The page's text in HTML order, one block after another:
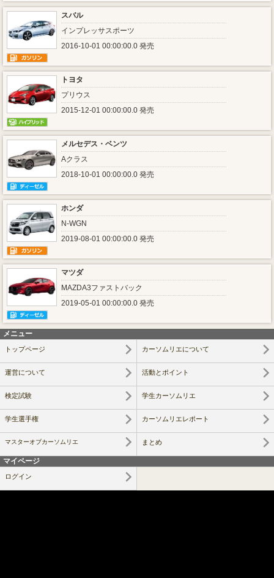
スバル
インプレッサスポーツ
2016-10-01 00:00:00.0 発売
トヨタ
プリウス
2015-12-01 00:00:00.0 発売
メルセデス・ベンツ
Aクラス
2018-10-01 00:00:00.0 発売
ホンダ
N-WGN
2019-08-01 00:00:00.0 発売
マツダ
MAZDA3ファストバック
2019-05-01 00:00:00.0 発売
メニュー
トップページ カーソムリエについて
運営について 活動とポイント
検定試験 学生カーソムリエ
学生選手権 カーソムリエレポート
マスターオブカーソムリエ まとめ
マイページ
ログイン